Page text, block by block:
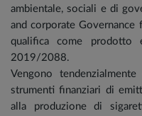
ambientale, sociali e di
and corporate Governance
qualifica come prodotto
2019/2088.
Vengono
strumenti finanziari di
alla produzione di